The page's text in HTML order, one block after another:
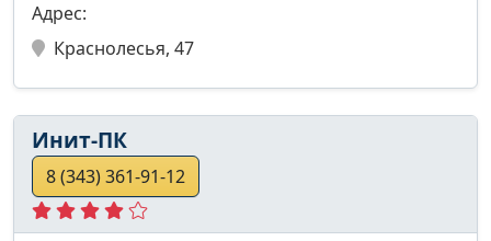
Адрес:
Краснолесья, 47
Инит-ПК
8 (343) 361-91-12